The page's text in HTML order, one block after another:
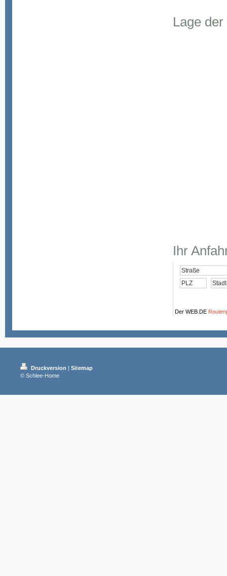
Lage
Ihr
Der WEB.DE
Druckversion | Sitemap
© Schlee-Home